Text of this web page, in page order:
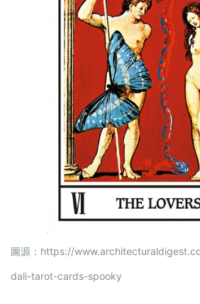
圖源： https://
dali-tarot-cards-spooky